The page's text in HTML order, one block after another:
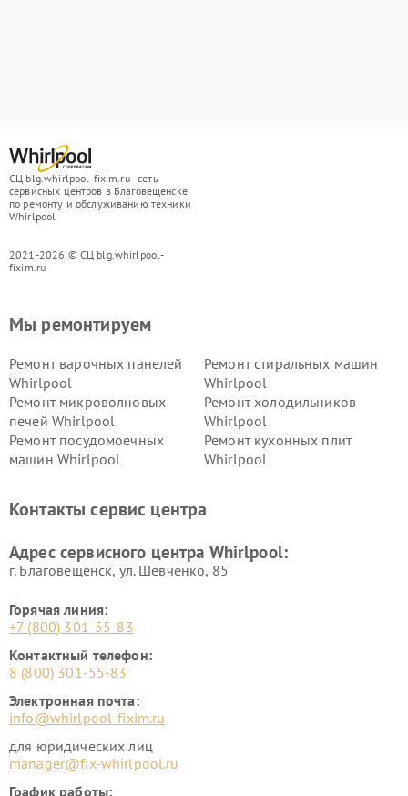
СЦ blg.whirlpool-fixim.ru - сеть
сервисных центров в Благовещенске
по ремонту и обслуживанию техники
Whirlpool
2021-2026 © СЦ blg.whirlpool-
fixim.ru
Мы ремонтируем
Ремонт варочных панелей
Whirlpool
Ремонт стиральных машин
Whirlpool
Ремонт микроволновых
печей Whirlpool
Ремонт холодильников
Whirlpool
Ремонт посудомоечных
машин Whirlpool
Ремонт кухонных плит
Whirlpool
Контакты сервис центра
Адрес сервисного центра Whirlpool:
г. Благовещенск, ул. Шевченко, 85
Горячая линия:
+7 (800) 301-55-83
Контактный телефон:
8 (800) 301-55-83
Электронная почта:
info@whirlpool-fixim.ru
для юридических лиц
manager@fix-whirlpool.ru
График работы: